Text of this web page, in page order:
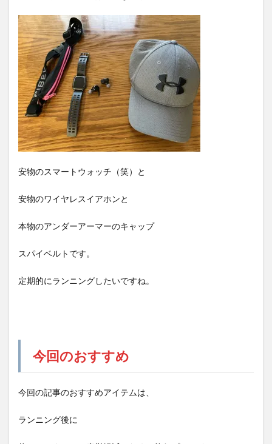
安物のスマートウォッチ（笑）と
安物のワイヤレスイアホンと
本物のアンダーアーマーのキャップ
スパイベルトです。
定期的にランニングしたいですね。
今回のおすすめ
今回の記事のおすすめアイテムは、
ランニング後に